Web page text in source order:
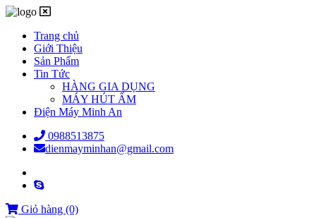
Trang chủ
Giới Thiệu
Sản Phẩm
Tin Tức
HÀNG GIA DỤNG
MÁY HÚT ẨM
Điện Máy Minh An
0988513875
dienmayminhan@gmail.com
Giỏ hàng (0)